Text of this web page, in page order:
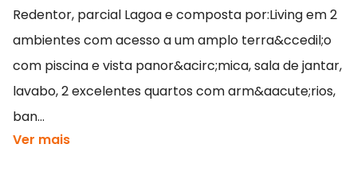
Redentor, parcial Lagoa e composta por:Living em 2
ambientes com acesso a um amplo terra&ccedil;o
com piscina e vista panor&acirc;mica, sala de jantar,
lavabo, 2 excelentes quartos com arm&aacute;rios,
ban...
Ver mais